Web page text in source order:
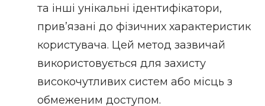
та інші унікальні ідентифікатори,
прив’язані до фізичних характеристик
користувача. Цей метод зазвичай
використовується для захисту
високочутливих систем або місць з
обмеженим доступом.